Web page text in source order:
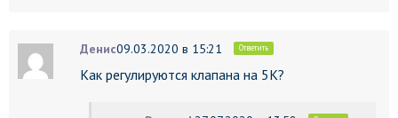
Денис09.03.2020 в 15:21 Ответить
Как регулируются клапана на 5K?